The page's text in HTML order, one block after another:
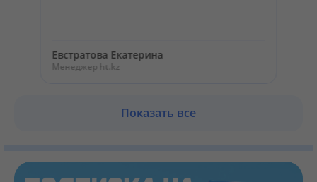
Евстратова Екатерина
Менеджер ht.kz
Показать все